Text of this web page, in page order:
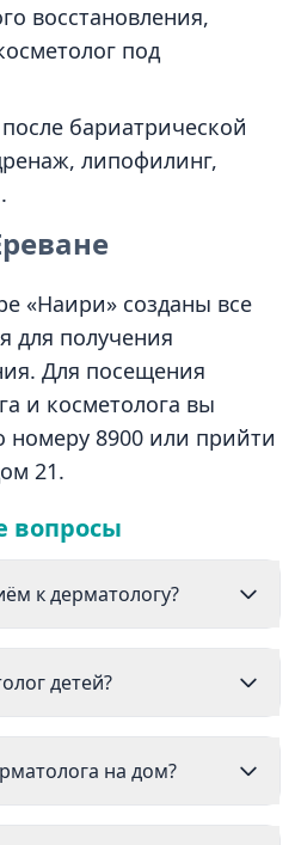
восстановления,
под
бариатрической
липофилинг,
«Наири» созданы все
для получения
Для посещения
и косметолога вы
номеру 8900 или прийти
21.
вопросы
к дерматологу?
детей?
на дом?